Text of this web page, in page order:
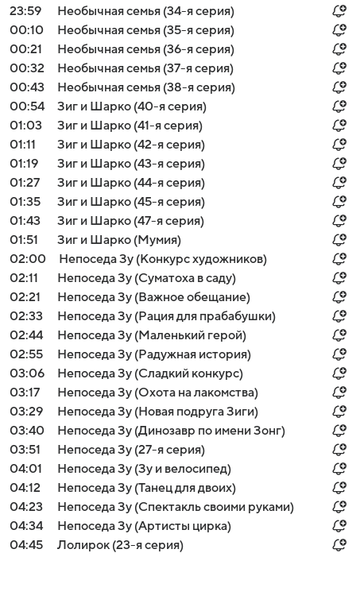
23:59
Необычная семья (34-я серия)
00:10
Необычная семья (35-я серия)
00:21
Необычная семья (36-я серия)
00:32
Необычная семья (37-я серия)
00:43
Необычная семья (38-я серия)
00:54
Зиг и Шарко (40-я серия)
01:03
Зиг и Шарко (41-я серия)
01:11
Зиг и Шарко (42-я серия)
01:19
Зиг и Шарко (43-я серия)
01:27
Зиг и Шарко (44-я серия)
01:35
Зиг и Шарко (45-я серия)
01:43
Зиг и Шарко (47-я серия)
01:51
Зиг и Шарко (Мумия)
02:00
Непоседа Зу (Конкурс художников)
02:11
Непоседа Зу (Суматоха в саду)
02:21
Непоседа Зу (Важное обещание)
02:33
Непоседа Зу (Рация для прабабушки)
02:44
Непоседа Зу (Маленький герой)
02:55
Непоседа Зу (Радужная история)
03:06
Непоседа Зу (Сладкий конкурс)
03:17
Непоседа Зу (Охота на лакомства)
03:29
Непоседа Зу (Новая подруга Зиги)
03:40
Непоседа Зу (Динозавр по имени Зонг)
03:51
Непоседа Зу (27-я серия)
04:01
Непоседа Зу (Зу и велосипед)
04:12
Непоседа Зу (Танец для двоих)
04:23
Непоседа Зу (Спектакль своими руками)
04:34
Непоседа Зу (Артисты цирка)
04:45
Лолирок (23-я серия)